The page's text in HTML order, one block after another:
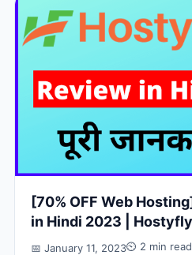
[70% OFF Web
in Hindi 2023 |
📅 January 11, 2023⏲ 2 min read